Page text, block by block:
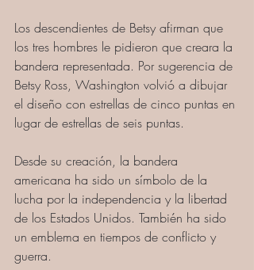
Los descendientes de Betsy afirman que
los tres hombres le pidieron que creara la
bandera representada. Por sugerencia de
Betsy Ross, Washington volvió a dibujar
el diseño con estrellas de cinco puntas en
lugar de estrellas de seis puntas.
Desde su creación, la bandera
americana ha sido un símbolo de la
lucha por la independencia y la libertad
de los Estados Unidos. También ha sido
un emblema en tiempos de conflicto y
guerra.